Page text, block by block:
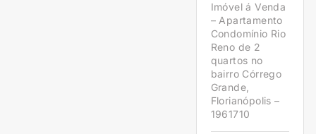
Imóvel á Venda
– Apartamento
Condomínio Rio
Reno de 2
quartos no
bairro Córrego
Grande,
Florianópolis –
1961710